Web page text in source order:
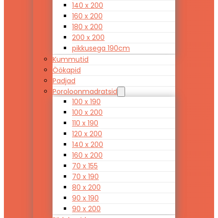
140 x 200
160 x 200
180 x 200
200 x 200
pikkusega 190cm
Kummutid
Öökapid
Padjad
Poroloonmadratsid
100 x 190
100 x 200
110 x 190
120 x 200
140 x 200
160 x 200
70 x 155
70 x 190
80 x 200
90 x 190
90 x 200